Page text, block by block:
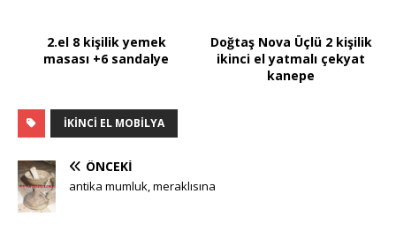
2.el 8 kişilik yemek
masası +6 sandalye
Doğtaş Nova Üçlü 2 kişilik
ikinci el yatmalı çekyat
kanepe
IKINCI EL MOBILYA
ÖNCEKI
antika mumluk, meraklısına